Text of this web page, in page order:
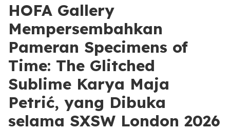
HOFA Gallery
Mempersembahkan
Pameran Specimens of
Time: The Glitched
Sublime Karya Maja
Petrić, yang Dibuka
selama SXSW London 2026